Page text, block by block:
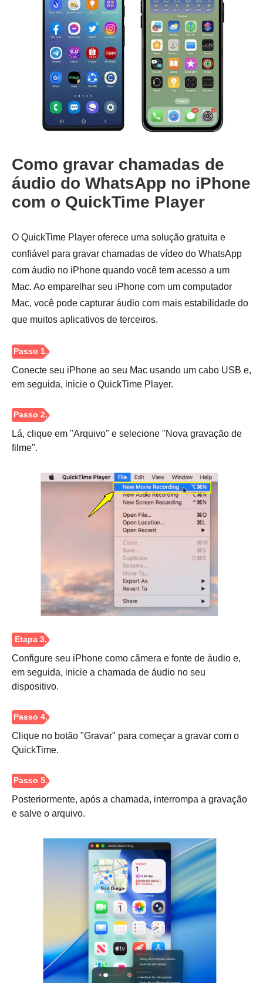
Passo 1.
Passo 2.
Etapa 3.
Passo 5.
Como gravar chamadas de
áudio do WhatsApp no iPhone
com o QuickTime Player
O QuickTime Player oferece uma solução gratuita e
confiável para gravar chamadas de vídeo do WhatsApp
com áudio no iPhone quando você tem acesso a um
Mac. Ao emparelhar seu iPhone com um computador
Mac, você pode capturar áudio com mais estabilidade do
que muitos aplicativos de terceiros.
Conecte seu iPhone ao seu Mac usando um cabo USB e,
em seguida, inicie o QuickTime Player.
Lá, clique em "Arquivo" e selecione "Nova gravação de
filme".
Configure seu iPhone como câmera e fonte de áudio e,
em seguida, inicie a chamada de áudio no seu
dispositivo.
Clique no botão "Gravar" para começar a gravar com o
QuickTime.
Posteriormente, após a chamada, interrompa a gravação
e salve o arquivo.